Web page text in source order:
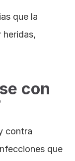
que la
heridas,
con
que